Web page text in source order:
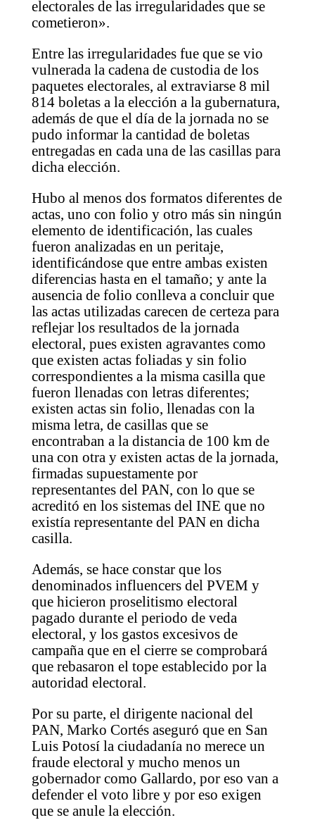
electorales de las irregularidades que se
cometieron».
Entre las irregularidades fue que se vio
vulnerada la cadena de custodia de los
paquetes electorales, al extraviarse 8 mil
814 boletas a la elección a la gubernatura,
además de que el día de la jornada no se
pudo informar la cantidad de boletas
entregadas en cada una de las casillas para
dicha elección.
Hubo al menos dos formatos diferentes de
actas, uno con folio y otro más sin ningún
elemento de identificación, las cuales
fueron analizadas en un peritaje,
identificándose que entre ambas existen
diferencias hasta en el tamaño; y ante la
ausencia de folio conlleva a concluir que
las actas utilizadas carecen de certeza para
reflejar los resultados de la jornada
electoral, pues existen agravantes como
que existen actas foliadas y sin folio
correspondientes a la misma casilla que
fueron llenadas con letras diferentes;
existen actas sin folio, llenadas con la
misma letra, de casillas que se
encontraban a la distancia de 100 km de
una con otra y existen actas de la jornada,
firmadas supuestamente por
representantes del PAN, con lo que se
acreditó en los sistemas del INE que no
existía representante del PAN en dicha
casilla.
Además, se hace constar que los
denominados influencers del PVEM y
que hicieron proselitismo electoral
pagado durante el periodo de veda
electoral, y los gastos excesivos de
campaña que en el cierre se comprobará
que rebasaron el tope establecido por la
autoridad electoral.
Por su parte, el dirigente nacional del
PAN, Marko Cortés aseguró que en San
Luis Potosí la ciudadanía no merece un
fraude electoral y mucho menos un
gobernador como Gallardo, por eso van a
defender el voto libre y por eso exigen
que se anule la elección.